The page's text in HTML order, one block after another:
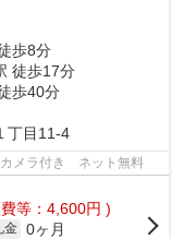
歩8分
徒歩17分
歩40分
丁目11-4
メラ付き ネット無料
等：4,600円 )
金 0ヶ月